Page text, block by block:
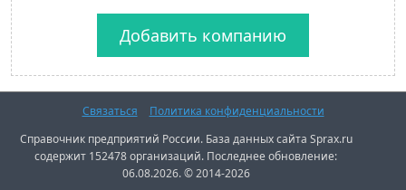
Добавить компанию
Связаться
Политика конфиденциальности
Справочник предприятий России. База данных сайта Sprax.ru
содержит 152478 организаций. Последнее обновление:
06.08.2026. © 2014-2026